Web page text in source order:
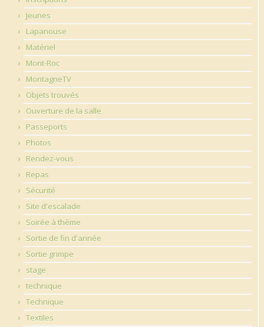
Jeunes
Lapanouse
Matériel
Mont-Roc
MontagneTV
Objets trouvés
Ouverture de la salle
Passeports
Photos
Rendez-vous
Repas
Sécurité
Site d'escalade
Soirée à thème
Sortie de fin d'année
Sortie grimpe
stage
technique
Technique
Textiles